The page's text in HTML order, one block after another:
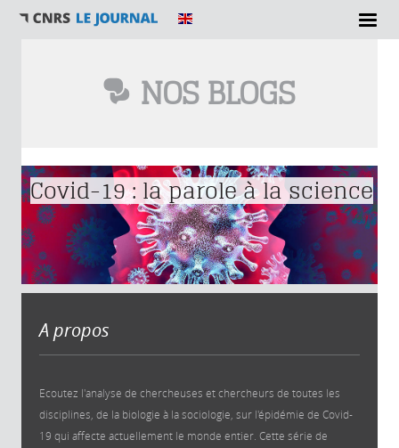
NOS BLOGS
Vous êtes ici
Covid-19 : la parole à la science
A propos
Ecoutez l'analyse de chercheuses et chercheurs de toutes les
disciplines, de la biologie à la sociologie, sur l'épidémie de Covid-
19 qui affecte actuellement le monde entier. Cette série de